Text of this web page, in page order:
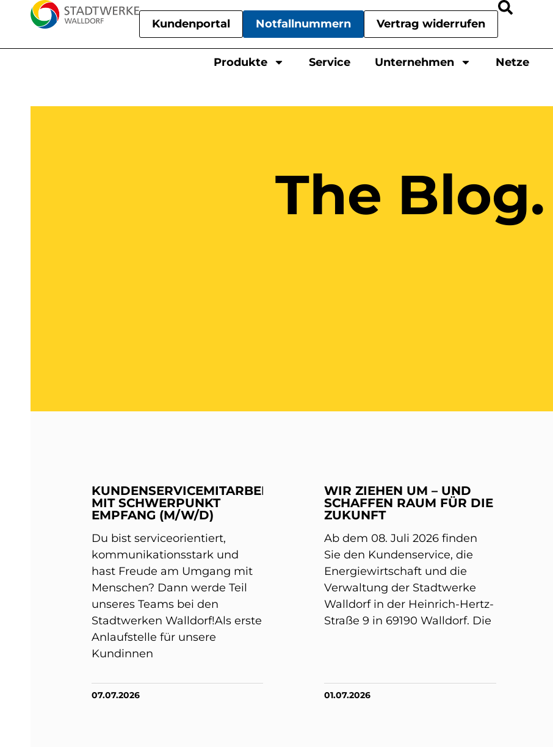
Kundenportal Notfallnummern Vertrag widerrufen
Produkte Service Unternehmen Netze
The Blog.
KUNDENSERVICEMITARBEITER
MIT SCHWERPUNKT
EMPFANG (M/W/D)
Du bist serviceorientiert,
kommunikationsstark und
hast Freude am Umgang mit
Menschen? Dann werde Teil
unseres Teams bei den
Stadtwerken Walldorf!Als erste
Anlaufstelle für unsere
Kundinnen
07.07.2026
WIR ZIEHEN UM – UND
SCHAFFEN RAUM FÜR DIE
ZUKUNFT
Ab dem 08. Juli 2026 finden
Sie den Kundenservice, die
Energiewirtschaft und die
Verwaltung der Stadtwerke
Walldorf in der Heinrich-Hertz-
Straße 9 in 69190 Walldorf. Die
01.07.2026